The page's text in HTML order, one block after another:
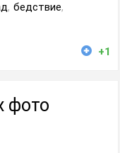
, бедствие,
+1
фото